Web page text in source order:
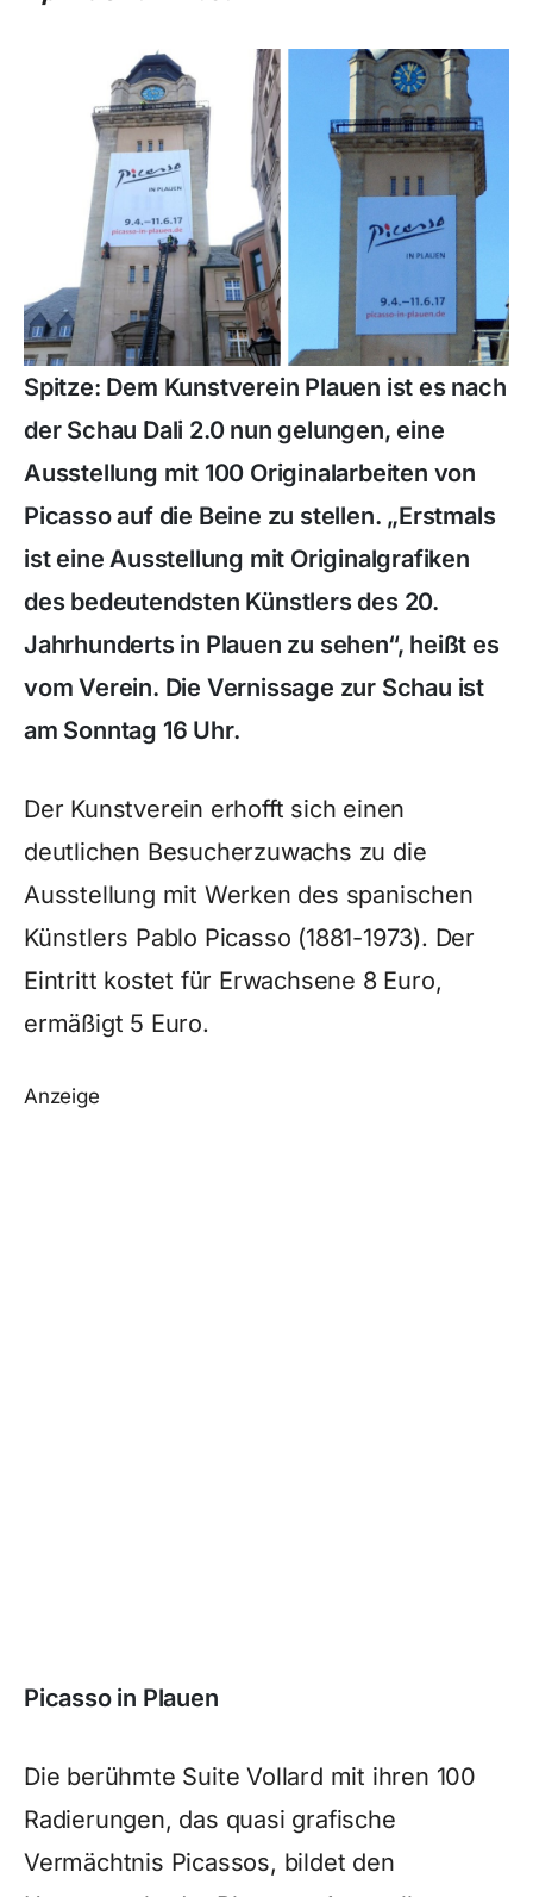
Spitze: Dem Kunstverein Plauen ist es nach
der Schau Dali 2.0 nun gelungen, eine
Ausstellung mit 100 Originalarbeiten von
Picasso auf die Beine zu stellen. „Erstmals
ist eine Ausstellung mit Originalgrafiken
des bedeutendsten Künstlers des 20.
Jahrhunderts in Plauen zu sehen“, heißt es
vom Verein. Die Vernissage zur Schau ist
am Sonntag 16 Uhr.
Der Kunstverein erhofft sich einen
deutlichen Besucherzuwachs zu die
Ausstellung mit Werken des spanischen
Künstlers Pablo Picasso (1881-1973). Der
Eintritt kostet für Erwachsene 8 Euro,
ermäßigt 5 Euro.
Anzeige
Picasso in Plauen
Die berühmte Suite Vollard mit ihren 100
Radierungen, das quasi grafische
Vermächtnis Picassos, bildet den